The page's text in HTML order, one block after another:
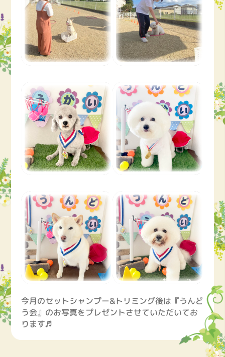
今月のセットシャンプー&トリミング後は『うんど
う会』のお写真をプレゼントさせていただいてお
ります♬